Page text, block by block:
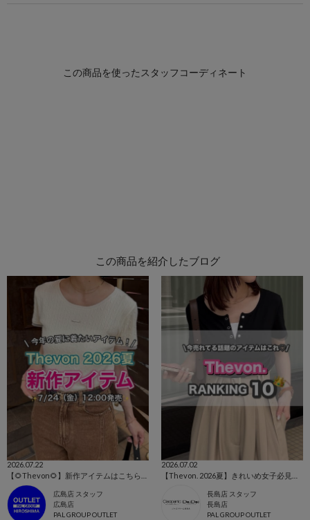
この商品を紹介したブログ
2026.07.22
広島店 スタッフ
広島店
PAL GROUP OUTLET
2026.07.02
長島店 スタッフ
長島店
PAL GROUP OUTLET